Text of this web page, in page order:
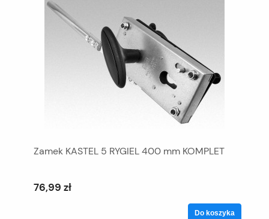
Zamek KASTEL 5 RYGIEL 400 mm KOMPLET
76,99 zł
Do koszyka